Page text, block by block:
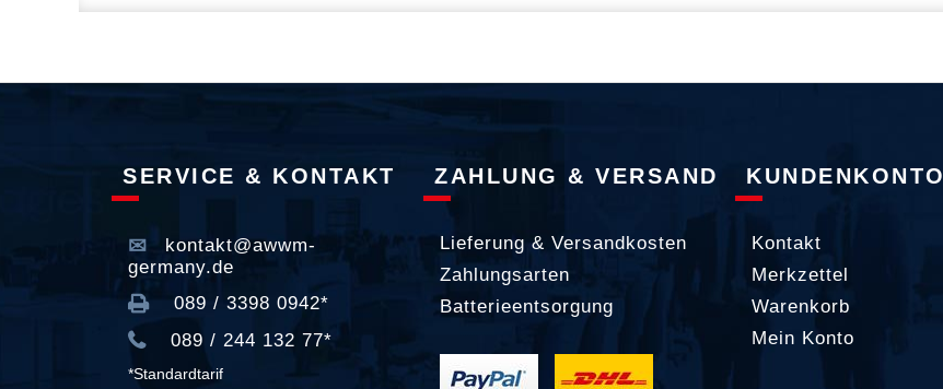
SERVICE & KONTAKT
kontakt@awwm-
germany.de
089 / 3398 0942*
089 / 244 132 77*
*Standardtarif
ZAHLUNG & VERSAND
Lieferung & Versandkosten
Zahlungsarten
Batterieentsorgung
KUNDENKONTO
Kontakt
Merkzettel
Warenkorb
Mein Konto